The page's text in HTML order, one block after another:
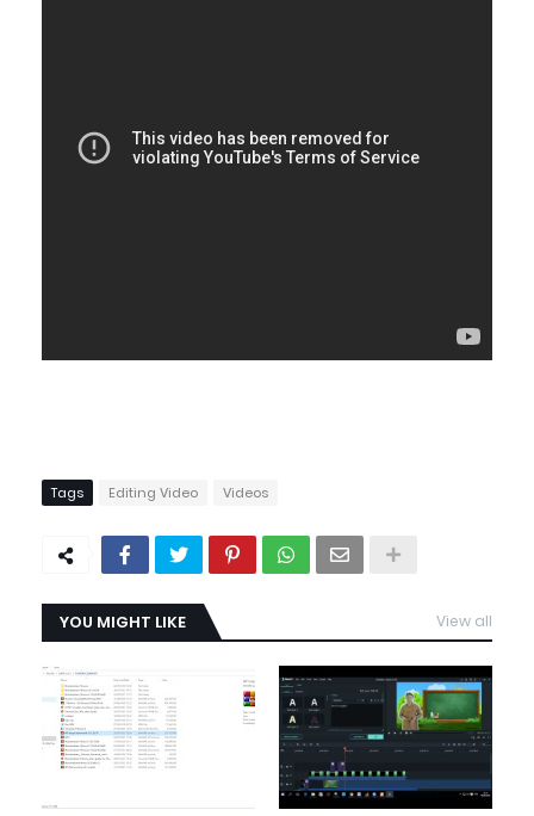
Tags Editing Video Videos
YOU MIGHT LIKE View all